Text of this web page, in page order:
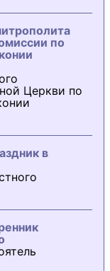
по
Церкви по
в